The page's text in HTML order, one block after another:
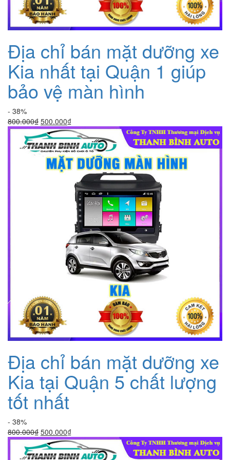
Địa chỉ bán mặt dưỡng xe
Kia nhất tại Quận 1 giúp
bảo vệ màn hình
- 38%
800.000₫ Giá
gốc
là:
800.000₫.
500.000₫Giá
hiện
tại
là:
500.000₫.
Địa chỉ bán mặt dưỡng xe
Kia tại Quận 5 chất lượng
tốt nhất
- 38%
800.000₫ Giá
gốc
là:
500.000₫Giá
hiện
tại